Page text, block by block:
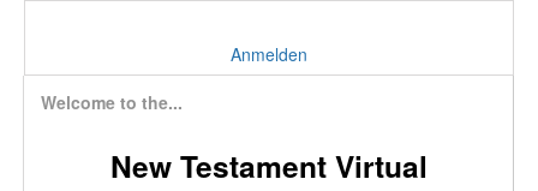
Anmelden
Welcome to the...
New Testament Virtual